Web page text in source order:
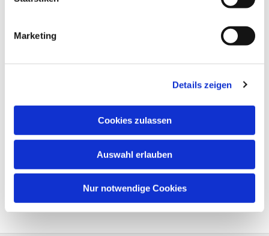
Marketing
Details zeigen
Cookies zulassen
Auswahl erlauben
Nur notwendige Cookies